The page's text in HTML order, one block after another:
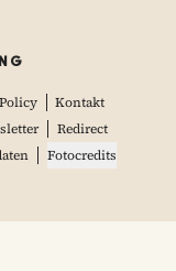
Kontakt
Redirect
Fotocredits